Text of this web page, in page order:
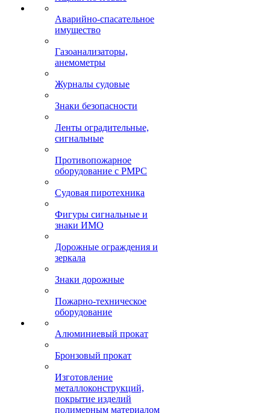
Аварийно-спасательное
имущество
Газоанализаторы,
анемометры
Журналы судовые
Знаки безопасности
Ленты оградительные,
сигнальные
Противопожарное
оборудование с РМРС
Судовая пиротехника
Фигуры сигнальные и
знаки ИМО
Дорожные ограждения и
зеркала
Знаки дорожные
Пожарно-техническое
оборудование
Алюминиевый прокат
Бронзовый прокат
Изготовление
металлоконструкций,
покрытие изделий
полимерным материалом